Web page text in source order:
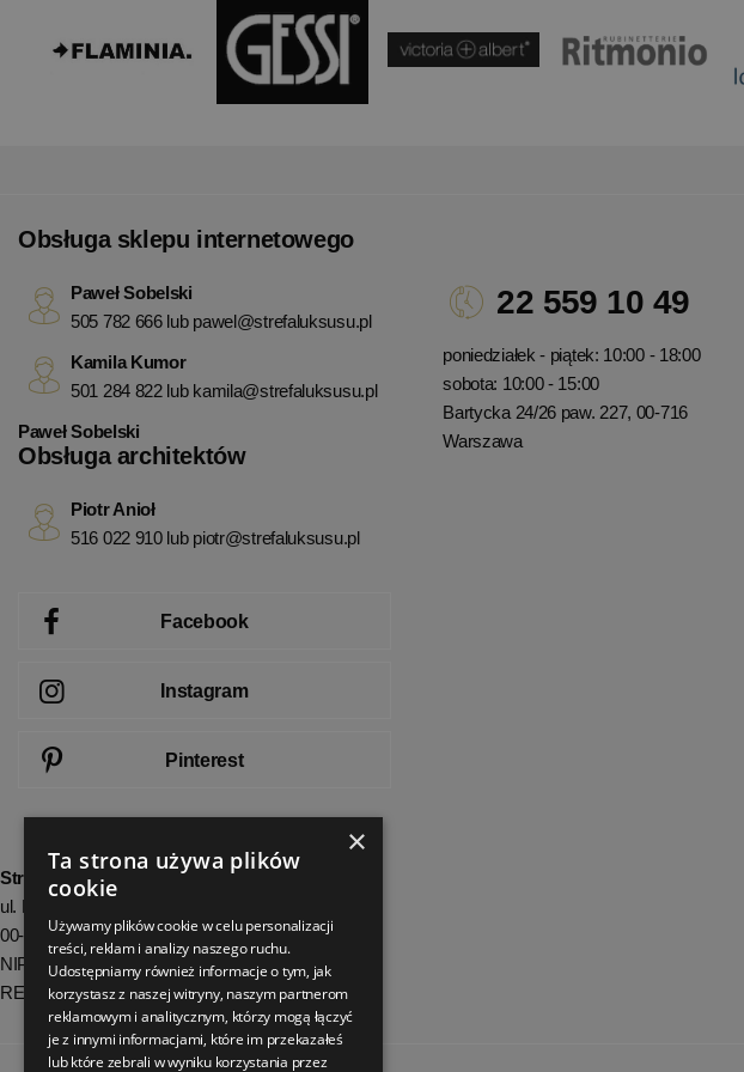
22 559 10 49
poniedziałek - piątek: 10:00 - 18:00
sobota: 10:00 - 15:00
Bartycka 24/26 paw. 227, 00-716
Warszawa
Obsługa sklepu internetowego
Paweł Sobelski
505 782 666 lub pawel@strefaluksusu.pl
Kamila Kumor
501 284 822 lub kamila@strefaluksusu.pl
Paweł Sobelski
Obsługa architektów
Piotr Anioł
516 022 910 lub piotr@strefaluksusu.pl
Facebook
Instagram
Pinterest
StrefaLuksusu.pl
ul. Bartycka 24/26 Pawilon 227
00-716 Warszawa
NIP: 8251972213
REGON: 06035139
×
Ta strona używa plików
cookie
Używamy plików cookie w celu personalizacji
treści, reklam i analizy naszego ruchu.
Udostępniamy również informacje o tym, jak
korzystasz z naszej witryny, naszym partnerom
reklamowym i analitycznym, którzy mogą łączyć
je z innymi informacjami, które im przekazałeś
lub które zebrali w wyniku korzystania przez